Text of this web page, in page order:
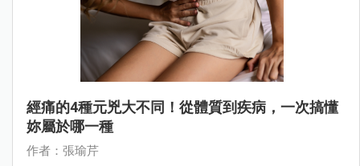
經痛的4種元兇大不同！從體質到疾病，一次搞懂
妳屬於哪一種
作者：張瑜芹